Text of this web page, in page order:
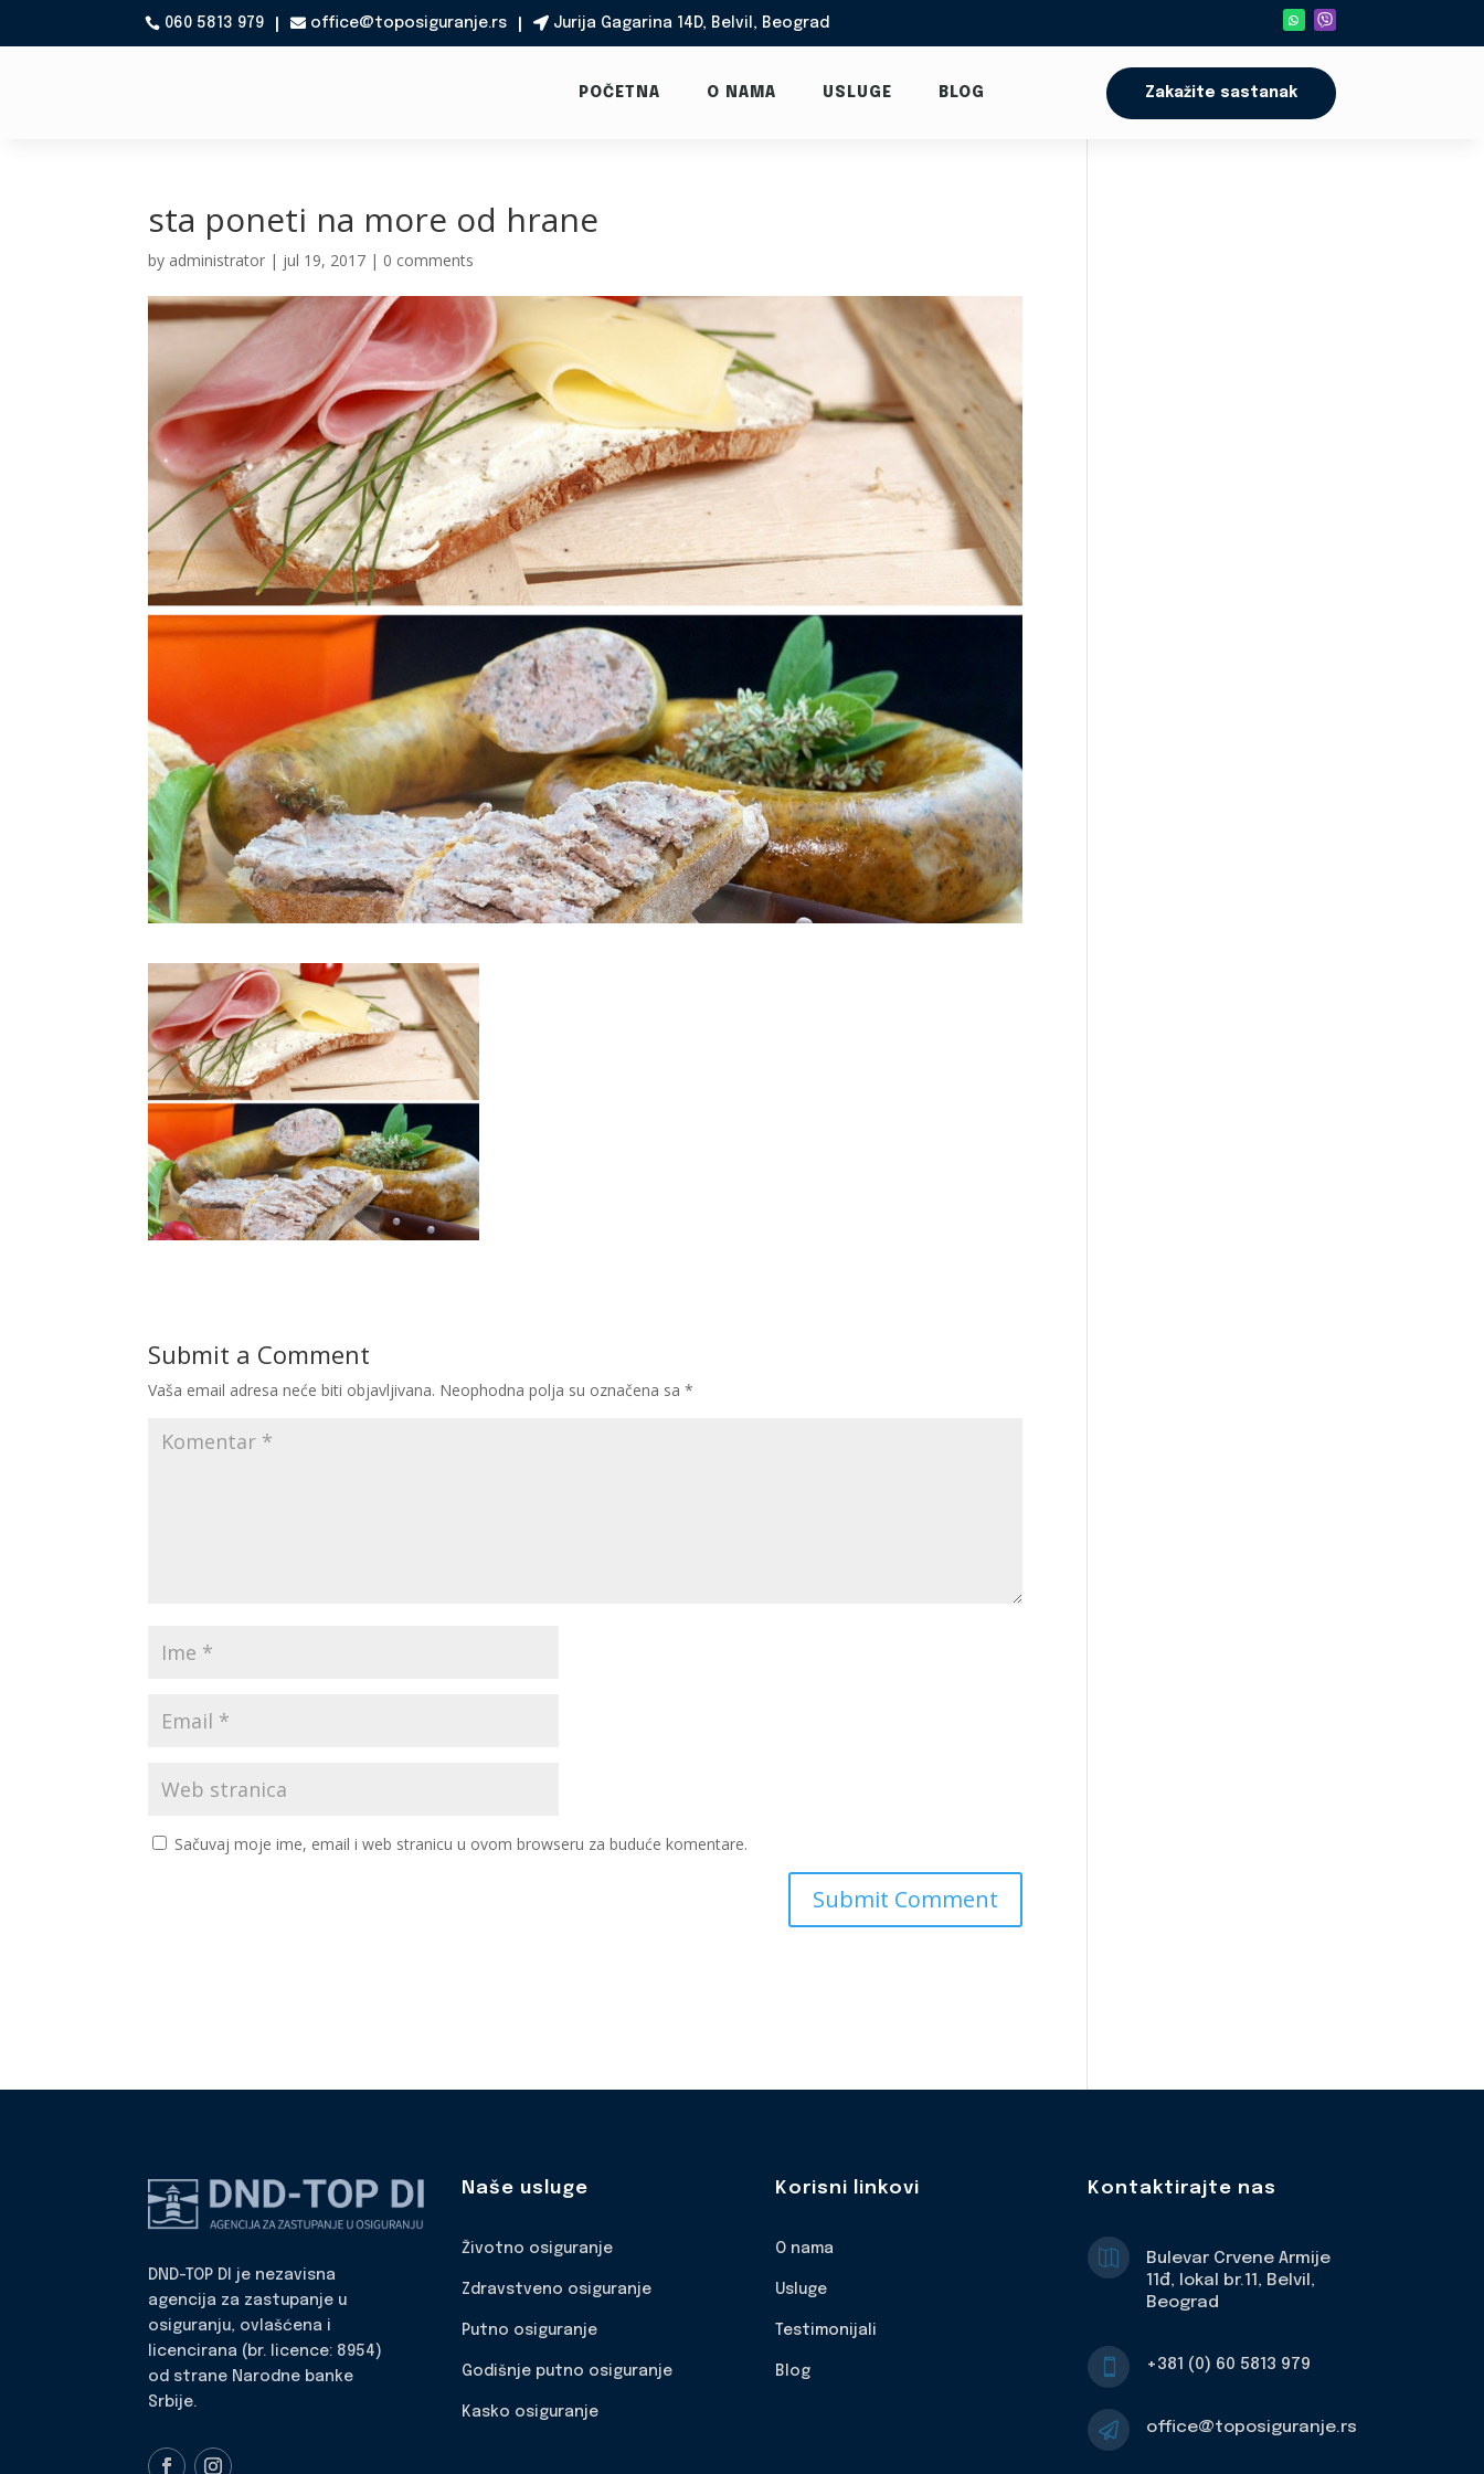
060 5813 979  office@toposiguranje.rs Jurija Gagarina 14D, Belvil, Beograd
POČETNA O NAMA USLUGE BLOG Zakažite sastanak
sta poneti na more od hrane
by administrator | jul 19, 2017 | 0 comments
Submit a Comment
Vaša email adresa neće biti objavljivana. Neophodna polja su označena sa*
Sačuvaj moje ime, email i web stranicu u ovom browseru za buduće komentare.
DND-TOP DI je nezavisna
agencija za zastupanje u
osiguranju, ovlašćena i
licencirana (br. licence: 8954)
od strane Narodne banke
Srbije.
Naše usluge
Životno osiguranje
Zdravstveno osiguranje
Putno osiguranje
Godišnje putno osiguranje
Kasko osiguranje
Korisni linkovi
O nama
Usluge
Testimonijali
Blog
Kontaktirajte nas

Bulevar Crvene Armije
11đ, lokal br.11, Belvil,
Beograd
 +381 (0) 60 5813 979
 office@toposiguranje.rs